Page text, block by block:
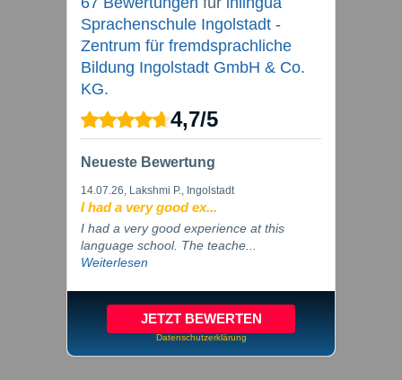
Sprachenschule Ingolstadt -
Zentrum für fremdsprachliche
Bildung Ingolstadt GmbH & Co.
KG.
4,7/5
Neueste Bewertung
14.07.26, Lakshmi P., Ingolstadt
I had a very good ex...
I had a very good experience at this
language school. The teache...
Weiterlesen
JETZT BEWERTEN
Datenschutzerklärung